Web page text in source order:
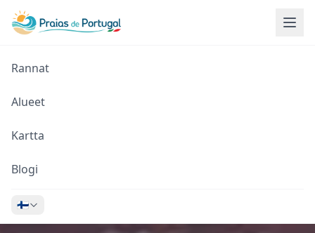
Rannat
Alueet
Kartta
Blogi
🇫🇮